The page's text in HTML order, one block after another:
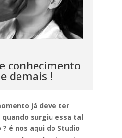
conhecimento
demais !
já deve ter
quando surgiu essa tal
é nos aqui do Studio